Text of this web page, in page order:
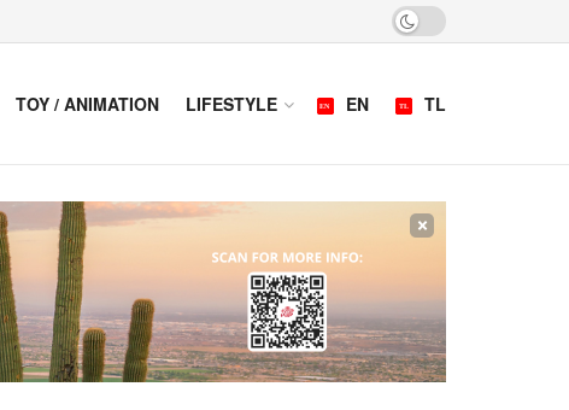
TOY / ANIMATION LIFESTYLE EN TL
×